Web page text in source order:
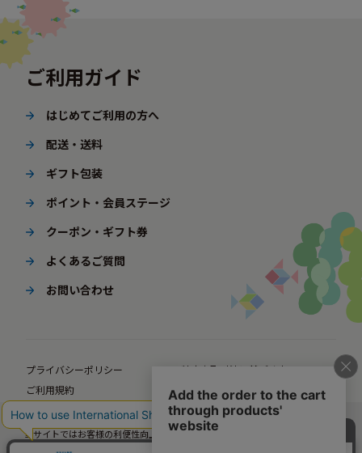
ご利用ガイド
はじめてご利用の方へ
配送・送料
ギフト包装
ポイント・会員ステージ
クーポン・ギフト券
よくあるご質問
お問い合わせ
プライバシーポリシー
特定商取引法に基づく表示
ご利用規約
ポイント規約
企業サイト
法人様向けオンラインショップ
当サイトではお客様の利便性向上のための情報提供、サービス改善のための分